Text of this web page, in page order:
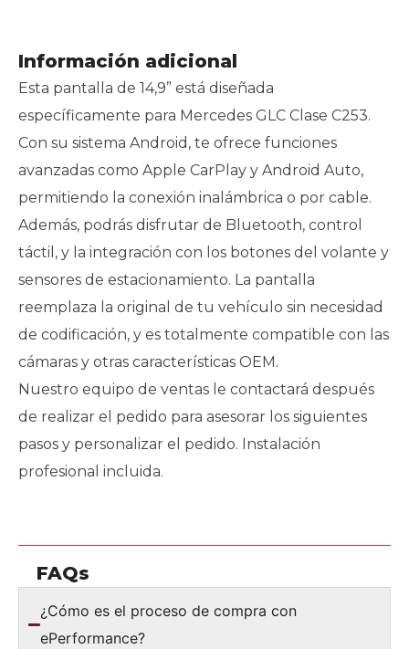
Información adicional
Esta pantalla de 14,9” está diseñada
específicamente para Mercedes GLC Clase C253.
Con su sistema Android, te ofrece funciones
avanzadas como Apple CarPlay y Android Auto,
permitiendo la conexión inalámbrica o por cable.
Además, podrás disfrutar de Bluetooth, control
táctil, y la integración con los botones del volante y
sensores de estacionamiento. La pantalla
reemplaza la original de tu vehículo sin necesidad
de codificación, y es totalmente compatible con las
cámaras y otras características OEM.
Nuestro equipo de ventas le contactará después
de realizar el pedido para asesorar los siguientes
pasos y personalizar el pedido. Instalación
profesional incluida.
FAQs
¿Cómo es el proceso de compra con
ePerformance?